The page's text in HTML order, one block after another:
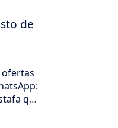
de
que